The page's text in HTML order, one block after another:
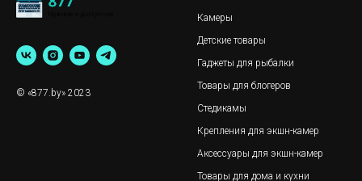
© «877.by» 2023
Камеры
Детские товары
Гаджеты для рыбалки
Товары для блогеров
Стедикамы
Крепления для экшн-камер
Аксессуары для экшн-камер
Товары для дома и кухни